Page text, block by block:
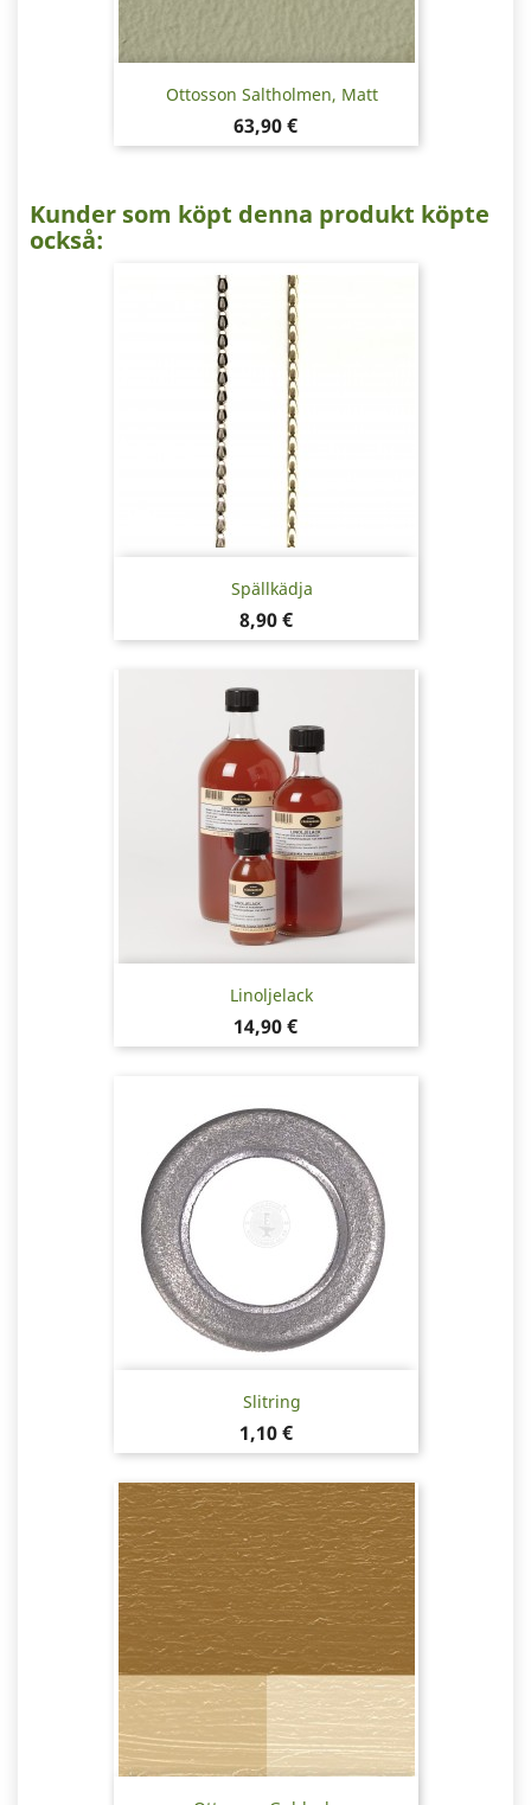
Ottosson Saltholmen, Matt
Pris
63,90 €
Kunder som köpt denna produkt köpte
också:
Spällkädja
Pris
8,90 €
Linoljelack
Pris
14,90 €
Slitring
Pris
1,10 €